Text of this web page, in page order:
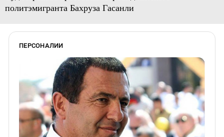
политэмигранта Бахруза Гасанли
ПЕРСОНАЛИИ